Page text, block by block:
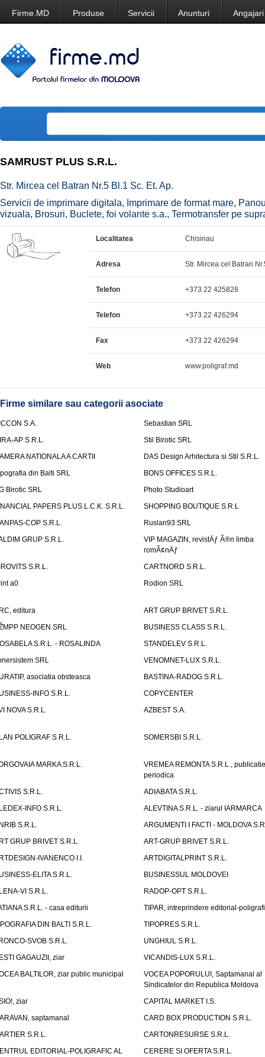
Firme.MD Produse Servicii Anunturi Angajari
SAMRUST PLUS S.R.L.
Str. Mircea cel Batran Nr.5 Bl.1 Sc. Et. Ap.
Servicii de imprimare digitala, Imprimare de format mare,
vizuala, Brosuri, Buclete, foi volante s.a., Termotransfer pe
Localitatea Chisinau
Adresa Str. Mircea cel Batran
Telefon +373 22 425828
Telefon +373 22 426294
Fax +373 22 426294
Web www.poligraf.md
Firme similare sau categorii asociate
S.A.
Sebastian SRL
AP S.R.L.
Stil Birotic SRL
NATIONALA A CARTII
DAS Design Arhitectura si Stil S.R.L.
din Balti SRL
BONS OFFICES S.R.L.
Birotic SRL
Photo Studioart
PAPERS PLUS L.C.K. S.R.L.
SHOPPING BOUTIQUE S.R.L
COP S.R.L.
Ruslan93 SRL
GRUP S.R.L.
VIP MAGAZIN, revistÄƒ Ã®n limba
romÃ¢nÄƒ
S.R.L.
CARTNORD S.R.L.
a0
Rodion SRL
editura
ART GRUP BRIVET S.R.L.
NEOGEN SRL
BUSINESS CLASS S.R.L.
S.R.L. - ROSALINDA
STANDELEV S.R.L.
SRL
VENOMNET-LUX S.R.L.
asociatia obsteasca
BASTINA-RADOG S.R.L.
INFO S.R.L.
COPYCENTER
NOVA S.R.L.
AZBEST S.A.
POLIGRAF S.R.L. SOMERSBI S.R.L.
MARKA S.R.L.
VREMEA REMONTA S.R.L., publicatie
periodica
S.R.L.
ADIABATA S.R.L.
INFO S.R.L.
ALEVTINA S.R.L. - ziarul IARMARCA
S.R.L.
ARGUMENTI I FACTI - MOLDOVA
GRUP BRIVET S.R.L.
ART-GRUP BRIVET S.R.L.
IVANENCO I.I.
ARTDIGITALPRINT S.R.L.
ELITA S.R.L.
BUSINESSUL MOLDOVEI
VI S.R.L.
RADOP-OPT S.R.L.
S.R.L. - casa editurii
TIPAR, intreprindere editorial-
DIN BALTI S.R.L.
TIPOPRES S.R.L.
SVOB S.R.L.
UNGHIUL S.R.L.
GAGAUZII, ziar
VICANDIS-LUX S.R.L.
BALTILOR, ziar public municipal
VOCEA POPORULUI, Saptamanal al
Sindicatelor din Republica Moldova
ziar
CAPITAL MARKET I.S.
saptamanal
CARD BOX PRODUCTION S.R.L.
S.R.L.
CARTONRESURSE S.R.L.
EDITORIAL-POLIGRAFIC AL
CERERE SI OFERTA S.R.L.